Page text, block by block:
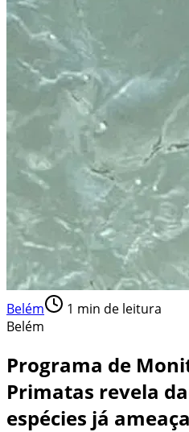
Belém 1 min de leitura
Belém
Programa de
Primatas revela
espécies já